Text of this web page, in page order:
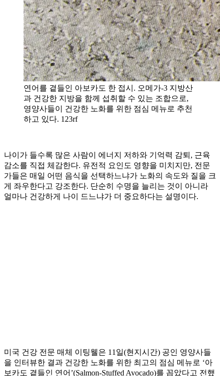
연어를 곁들인 아보카도 한 접시. 오메가-3 지방산
과 건강한 지방을 함께 섭취할 수 있는 조합으로,
영양사들이 건강한 노화를 위한 점심 메뉴로 추천
하고 있다. 123rf
나이가 들수록 많은 사람이 에너지 저하와 기억력 감퇴, 근육
감소를 직접 체감한다. 유전적 요인도 영향을 미치지만, 전문
가들은 매일 어떤 음식을 선택하느냐가 노화의 속도와 질을 크
게 좌우한다고 강조한다. 단순히 수명을 늘리는 것이 아니라
얼마나 건강하게 나이 드느냐가 더 중요하다는 설명이다.
미국 건강 전문 매체 이팅웰은 11일(현지시간) 공인 영양사들
을 인터뷰한 결과 건강한 노화를 위한 최고의 점심 메뉴로 ‘아
보카도 곁들인 연어’(Salmon-Stuffed Avocado)를 꼽았다고 전했